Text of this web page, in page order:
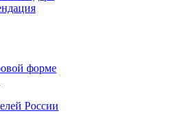
форме
России